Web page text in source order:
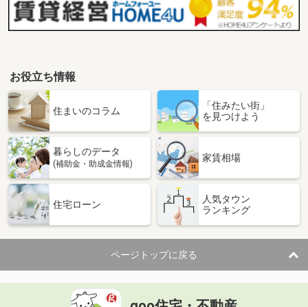
お役立ち情報
住まいのコラム
「住みたい街」
を見つけよう
暮らしのデータ
(補助金・助成金情報)
家賃相場
住宅ローン
人気タウン
ランキング
ページトップに戻る